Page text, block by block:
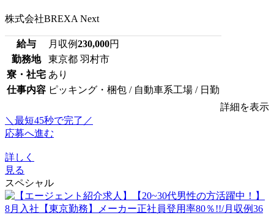
株式会社BREXA Next
給与 月収例230,000円
勤務地
東京都 羽村市
寮・社宅 あり
仕事内容 ピッキング・梱包 / 自動車系工場 / 日勤
詳細を表示
＼最短45秒で完了／
応募へ進む
詳しく
見る
スペシャル